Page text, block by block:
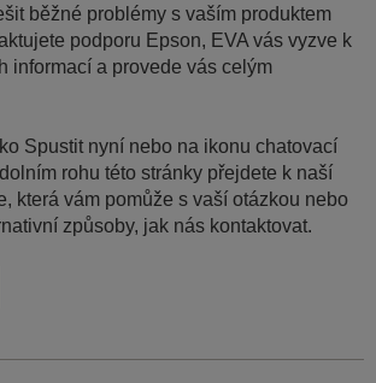
běžné problémy s vaším produktem
podporu Epson, EVA vás vyzve k
informací a provede vás celým
Spustit nyní nebo na ikonu chatovací
rohu této stránky přejdete k naší
která vám pomůže s vaší otázkou nebo
způsoby, jak nás kontaktovat.